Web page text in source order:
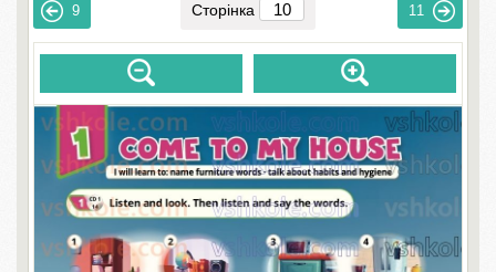
9 Сторінка 11